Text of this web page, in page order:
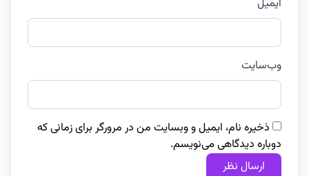
ایمیل
وب‌سایت
ذخیره نام، ایمیل و وبسایت من در مرورگر برای زمانی که
دوباره دیدگاهی می‌نویسم.